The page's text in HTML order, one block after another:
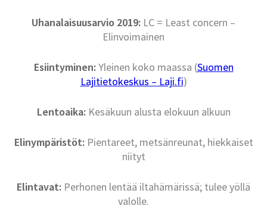
Uhanalaisuusarvio 2019: LC = Least concern –
Elinvoimainen
Esiintyminen:Yleinen koko maassa (Suomen
Lajitietokeskus – Laji.fi)
Lentoaika:Kesäkuun alusta elokuun alkuun
Elinympäristöt:Pientareet, metsänreunat, hiekkaiset
niityt
Elintavat: Perhonen lentää iltahämärissä; tulee yöllä
valolle.